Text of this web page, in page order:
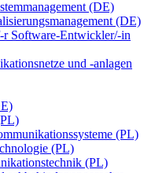
(DE)
(DE)
r Software-Entwickler/-in
und -anlagen
(PL)
(PL)
(PL)